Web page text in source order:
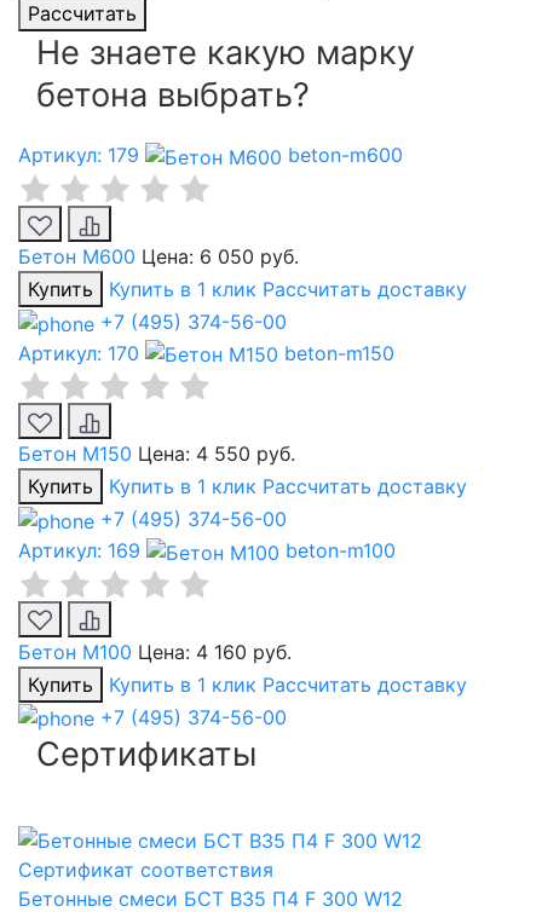
Рассчитать
Не знаете какую марку
бетона выбрать?
Артикул: 179 beton-m600
Бетон М600 Цена: 6 050 руб.
Купить
Купить в 1 клик Рассчитать доставку
+7 (495) 374-56-00
Артикул: 170
beton-m150
Бетон М150 Цена: 4 550 руб.
Купить
Купить в 1 клик Рассчитать доставку
+7 (495) 374-56-00
Артикул: 169
beton-m100
Бетон М100 Цена: 4 160 руб.
Купить
Купить в 1 клик Рассчитать доставку
+7 (495) 374-56-00
Сертификаты
Сертификат соответствия
Бетонные смеси БСТ B35 П4 F 300 W12